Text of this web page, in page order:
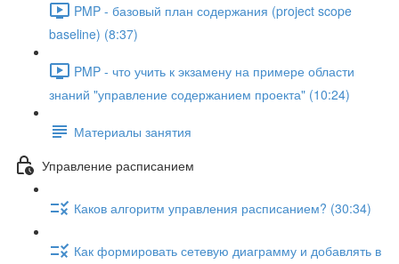
PMP - базовый план содержания (project scope
baseline) (8:37)
PMP - что учить к экзамену на примере области
знаний "управление содержанием проекта" (10:24)
Материалы занятия
Управление расписанием
Каков алгоритм управления расписанием? (30:34)
Как формировать сетевую диаграмму и добавлять в